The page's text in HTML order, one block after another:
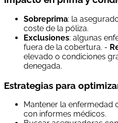
Sobreprima: la
coste de la póliza.
Exclusiones: algunas
fuera de la cobertura. -
elevado o condiciones
denegada.
Estrategias para
Mantener la
con informes médicos.